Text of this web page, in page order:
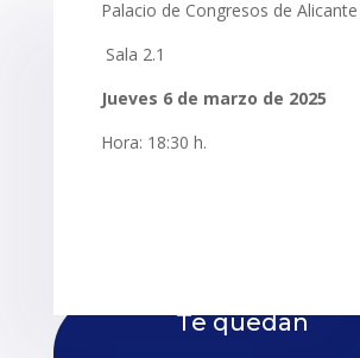
Palacio de Congresos de Alicante
Sala 2.1
Jueves 6 de marzo de 2025
Hora: 18:30 h.
Te quedan